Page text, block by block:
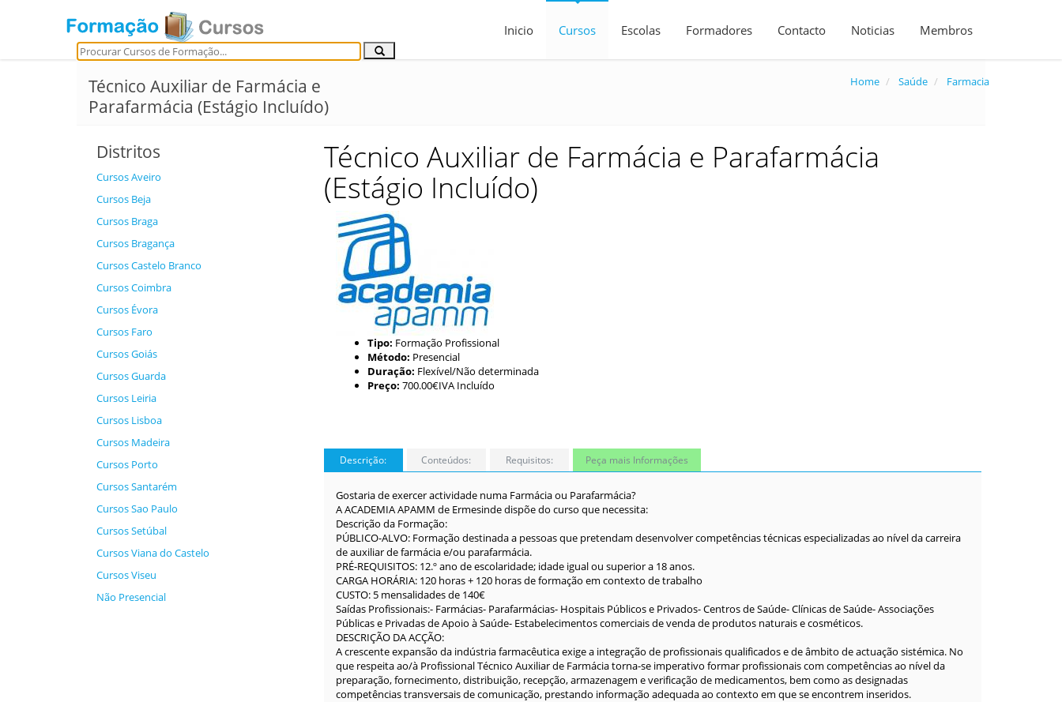
Inicio Cursos Escolas Formadores Contacto Noticias Membros
Técnico Auxiliar de Farmácia e
Parafarmácia (Estágio Incluído)
Home Saúde Farmacia
Distritos
Cursos Aveiro
Cursos Beja
Cursos Braga
Cursos Bragança
Cursos Castelo Branco
Cursos Coimbra
Cursos Évora
Cursos Faro
Cursos Goiás
Cursos Guarda
Cursos Leiria
Cursos Lisboa
Cursos Madeira
Cursos Porto
Cursos Santarém
Cursos Sao Paulo
Cursos Setúbal
Cursos Viana do Castelo
Cursos Viseu
Não Presencial
Técnico Auxiliar de Farmácia e Parafarmácia
(Estágio Incluído)
Tipo: Formação Profissional
Método: Presencial
Duração: Flexível/Não determinada
Preço: 700.00€IVA Incluído
Descrição: Conteúdos: Requisitos: Peça mais Informações
Gostaria de exercer actividade numa Farmácia ou Parafarmácia?
A ACADEMIA APAMM de Ermesinde dispõe do curso que necessita:
Descrição da Formação:
PÚBLICO-ALVO: Formação destinada a pessoas que pretendam desenvolver competências técnicas especializadas ao nível da carreira
de auxiliar de farmácia e/ou parafarmácia.
PRÉ-REQUISITOS: 12.º ano de escolaridade; idade igual ou superior a 18 anos.
CARGA HORÁRIA: 120 horas + 120 horas de formação em contexto de trabalho
CUSTO: 5 mensalidades de 140€
Saídas Profissionais:- Farmácias- Parafarmácias- Hospitais Públicos e Privados- Centros de Saúde- Clínicas de Saúde- Associações
Públicas e Privadas de Apoio à Saúde- Estabelecimentos comerciais de venda de produtos naturais e cosméticos.
DESCRIÇÃO DA ACÇÃO:
A crescente expansão da indústria farmacêutica exige a integração de profissionais qualificados e de âmbito de actuação sistémica. No
que respeita ao/à Profissional Técnico Auxiliar de Farmácia torna-se imperativo formar profissionais com competências ao nível da
preparação, fornecimento, distribuição, recepção, armazenagem e verificação de medicamentos, bem como as designadas
competências transversais de comunicação, prestando informação adequada ao contexto em que se encontrem inseridos.